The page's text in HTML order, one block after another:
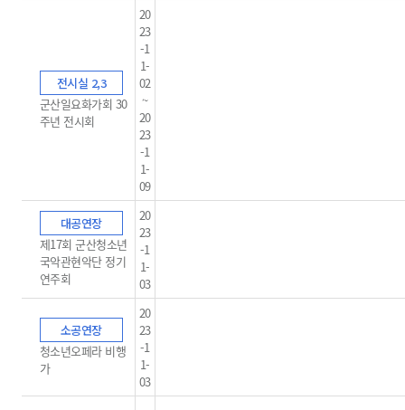
전시실 2,3
군산일요화가회 30
주년 전시회
20
23
-1
1-
02
~
20
23
-1
1-
09
대공연장
제17회 군산청소년
국악관현악단 정기
연주회
20
23
-1
1-
03
소공연장
청소년오페라 비행
가
20
23
-1
1-
03